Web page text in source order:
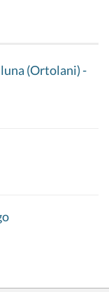
(Ortolani) -